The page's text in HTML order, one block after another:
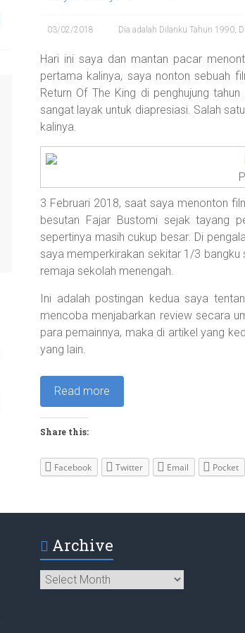
03/02/2018 Dia adalah Dilanku Tahun 1990,
Hari ini saya dan mantan pacar
pertama kalinya, saya nonton sebuah
Return Of The King di penghujung
sangat layak untuk diapresiasi. Salah
kalinya.
3 Februari 2018, saat saya menonton
besutan Fajar Bustomi sejak tayang
sepertinya masih cukup besar. Di
saya memperkirakan sekitar 1/3
remaja sekolah menengah.
Ini adalah postingan kedua saya
mencoba menjabarkan review secara
para pemainnya, maka di artikel yang
yang lain.
Read more
Share this:
Facebook Twitter Email Pocket
Archive
Archive